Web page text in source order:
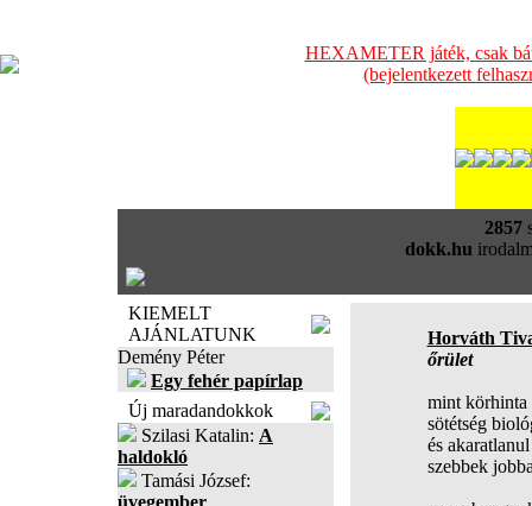
HEXAMETER játék, csak
(bejelentkezett
2857
dokk.hu
KIEMELT
AJÁNLATUNK
Demény Péter
Egy fehér papírlap
Új maradandokkok
Szilasi Katalin: A
haldokló
Tamási József:
üvegember
Horváth
őrület
mint körhinta
sötétség
és
szebbek